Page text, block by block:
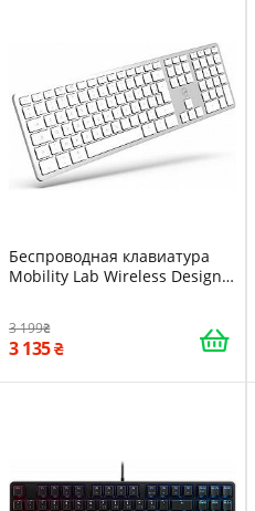
Беспроводная клавиатура
Mobility Lab Wireless Design
3 199
3 135